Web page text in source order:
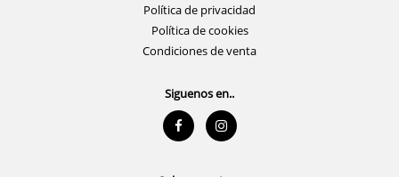
Política de privacidad
Política de cookies
Condiciones de venta
Siguenos en..